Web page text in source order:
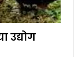
उद्योग